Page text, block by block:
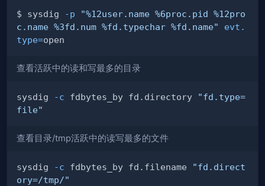
$ sysdig -p
"%12user.name %6proc.pid %12pro
c.name %3fd.num %fd.typechar %fd.name"
evt.
type=
查看活跃中的读和写最多的目录
sysdig -c fdbytes_by fd.directory
"fd.type=
file"
查看目录/tmp活跃中的读写最多的文件
sysdig -c fdbytes_by fd.filename
"fd.direct
ory=/tmp/"